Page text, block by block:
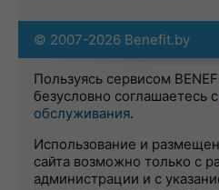
© 2007-2026 Benefit.by
Пользуясь сервисом
безусловно соглашаетесь с
обслуживания.
Использование и
сайта возможно только с
администрации и с